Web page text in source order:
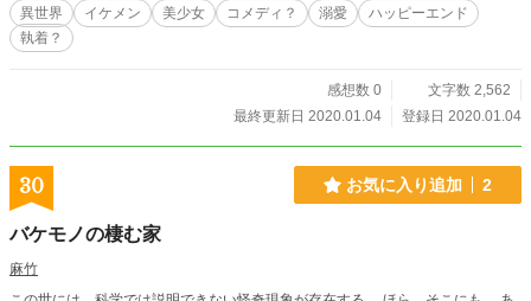
異世界 イケメン 美少女 コメディ？ 溺愛
ハッピーエンド
執着？
感想数 0
文字数 2,562
最終更新日 2020.01.04
登録日 2020.01.04
30 お気に入り追加 2
バケモノの棲む家
麻竹